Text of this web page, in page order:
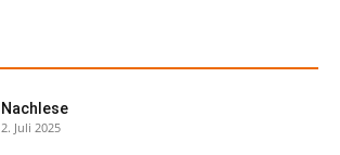
Nachlese
2. Juli 2025